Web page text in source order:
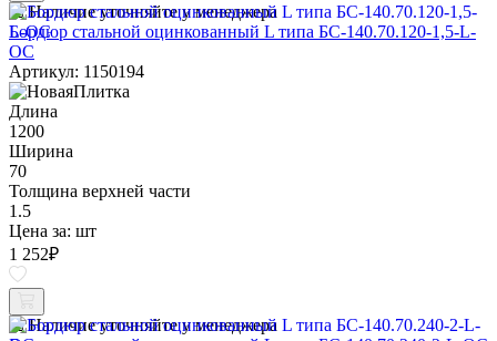
Наличие уточняйте у менеджера
Бордюр стальной оцинкованный L типа БС-140.70.120-1,5-L-
ОС
Артикул: 1150194
Длина
1200
Ширина
70
Толщина верхней части
1.5
Цена за: шт
1 252₽
Наличие уточняйте у менеджера